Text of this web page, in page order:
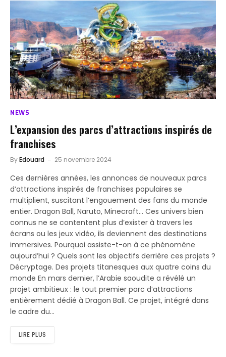
NEWS
L’expansion des parcs d’attractions inspirés de
franchises
ByEdouard 25 novembre 2024
Ces dernières années, les annonces de nouveaux parcs
d’attractions inspirés de franchises populaires se
multiplient, suscitant l’engouement des fans du monde
entier. Dragon Ball, Naruto, Minecraft… Ces univers bien
connus ne se contentent plus d’exister à travers les
écrans ou les jeux vidéo, ils deviennent des destinations
immersives. Pourquoi assiste-t-on à ce phénomène
aujourd’hui ? Quels sont les objectifs derrière ces projets ?
Décryptage. Des projets titanesques aux quatre coins du
monde En mars dernier, l’Arabie saoudite a révélé un
projet ambitieux : le tout premier parc d’attractions
entièrement dédié à Dragon Ball. Ce projet, intégré dans
le cadre du…
LIRE PLUS